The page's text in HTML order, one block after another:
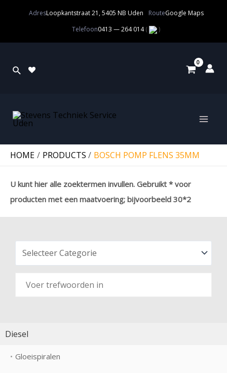
AdresLoopkantstraat 21, 5405 NB Uden RouteGoogle Maps
Telefoon0413 — 264 014( )
HOME PRODUCTS BOSCH POMP FLENS 35MM
U kunt hier alle zoektermen invullen. Gebruikt * voor
producten met een maatvoering; bijvoorbeeld 30*2
Diesel
Gloeispiralen